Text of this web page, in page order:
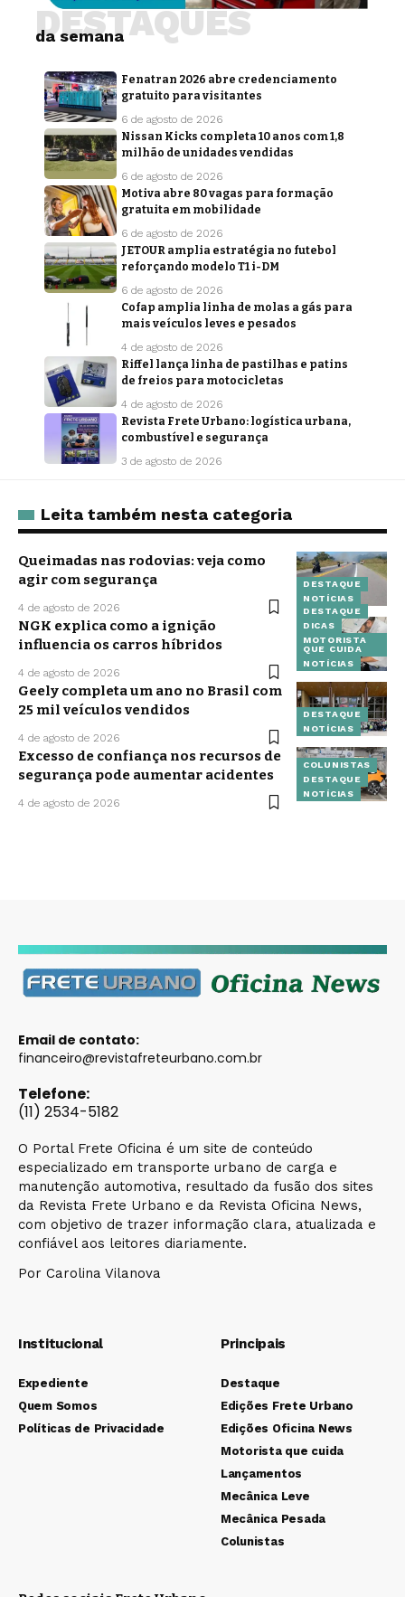
da semana
DESTAQUES
Fenatran 2026 abre credenciamento
gratuito para visitantes
6 de agosto de 2026
Nissan Kicks completa 10 anos com 1,8
milhão de unidades vendidas
6 de agosto de 2026
Motiva abre 80 vagas para formação
gratuita em mobilidade
6 de agosto de 2026
JETOUR amplia estratégia no futebol
reforçando modelo T1 i-DM
6 de agosto de 2026
Cofap amplia linha de molas a gás para
mais veículos leves e pesados
4 de agosto de 2026
Riffel lança linha de pastilhas e patins
de freios para motocicletas
4 de agosto de 2026
Revista Frete Urbano: logística urbana,
combustível e segurança
3 de agosto de 2026
Leita também nesta categoria
DESTAQUE
NOTÍCIAS
Queimadas nas rodovias: veja como
agir com segurança
4 de agosto de 2026
DESTAQUE
DICAS
MOTORISTA
QUE CUIDA
NOTÍCIAS
NGK explica como a ignição
influencia os carros híbridos
4 de agosto de 2026
DESTAQUE
NOTÍCIAS
Geely completa um ano no Brasil com
25 mil veículos vendidos
4 de agosto de 2026
COLUNISTAS
DESTAQUE
NOTÍCIAS
Excesso de confiança nos recursos de
segurança pode aumentar acidentes
4 de agosto de 2026
Email de contato:
financeiro@revistafreteurbano.com.br
Telefone:
(11) 2534-5182
O Portal Frete Oficina é um site de conteúdo
especializado em transporte urbano de carga e
manutenção automotiva, resultado da fusão dos sites
da Revista Frete Urbano e da Revista Oficina News,
com objetivo de trazer informação clara, atualizada e
confiável aos leitores diariamente.
Por Carolina Vilanova
Institucional
Expediente
Quem Somos
Políticas de Privacidade
Principais
Destaque
Edições Frete Urbano
Edições Oficina News
Motorista que cuida
Lançamentos
Mecânica Leve
Mecânica Pesada
Colunistas